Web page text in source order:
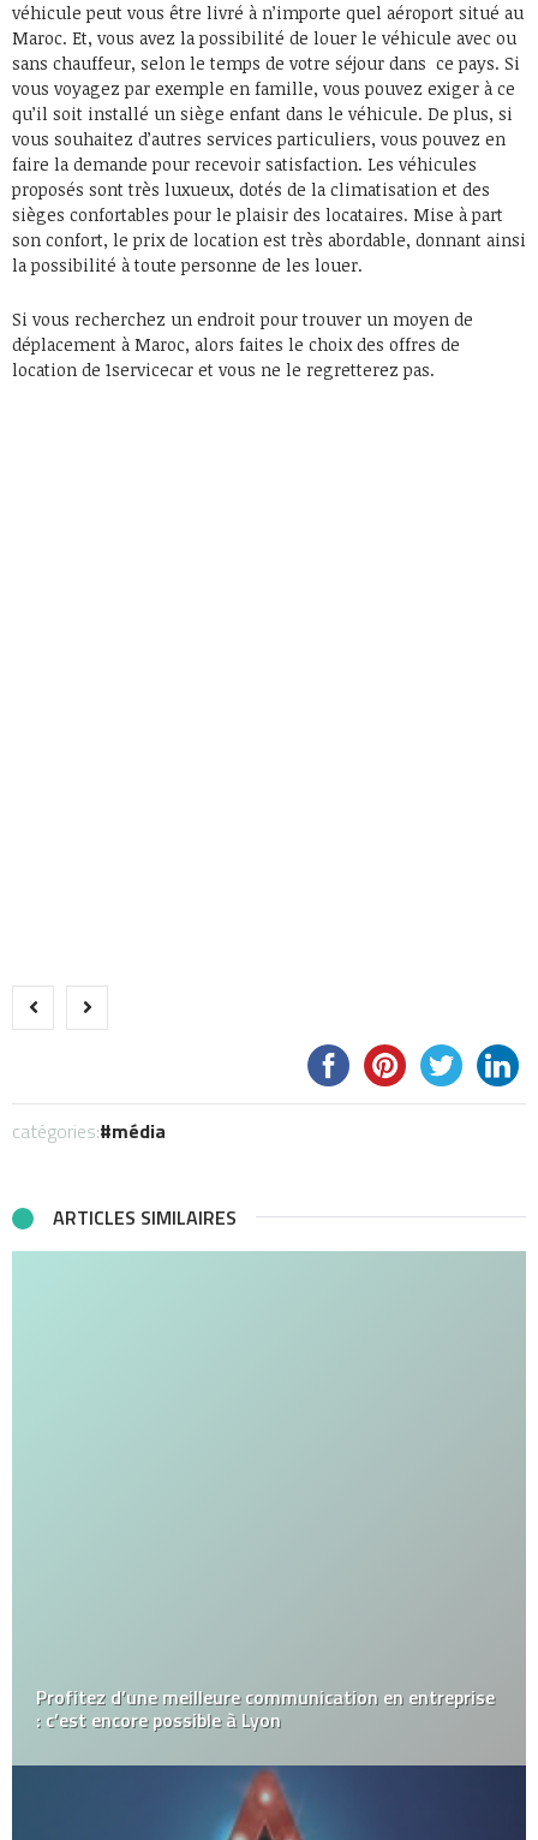
véhicule peut vous être livré à n’importe quel aéroport situé au
Maroc. Et, vous avez la possibilité de louer le véhicule avec ou
sans chauffeur, selon le temps de votre séjour dans ce pays. Si
vous voyagez par exemple en famille, vous pouvez exiger à ce
qu’il soit installé un siège enfant dans le véhicule. De plus, si
vous souhaitez d’autres services particuliers, vous pouvez en
faire la demande pour recevoir satisfaction. Les véhicules
proposés sont très luxueux, dotés de la climatisation et des
sièges confortables pour le plaisir des locataires. Mise à part
son confort, le prix de location est très abordable, donnant ainsi
la possibilité à toute personne de les louer.
Si vous recherchez un endroit pour trouver un moyen de
déplacement à Maroc, alors faites le choix des offres de
location de 1servicecar et vous ne le regretterez pas.
catégories: média
ARTICLES SIMILAIRES
Profitez d’une meilleure communication en entreprise
: c’est encore possible à Lyon